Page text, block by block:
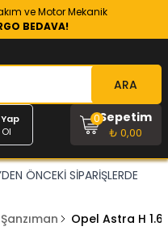
ve Motor Mekanik
BEDAVA!
ARA
Sepetim
₺ 0,00
0
ÖNCEKİ SİPARİŞLERDE
Opel Astra H 1.6